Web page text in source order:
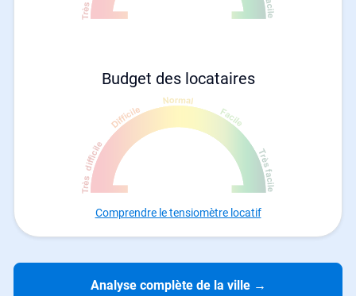
Budget des locataires
Comprendre le tensiomètre locatif
Analyse complète de la ville →